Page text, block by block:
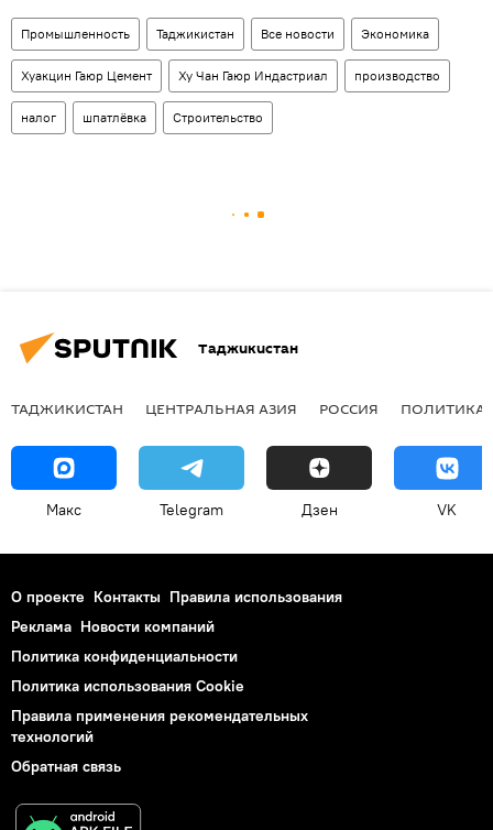
Промышленность Таджикистан Все новости Экономика
Хуакцин Гаюр Цемент Ху Чан Гаюр Индастриал производство
налог шпатлёвка Строительство
Таджикистан
ТАДЖИКИСТАН ЦЕНТРАЛЬНАЯ АЗИЯ РОССИЯ ПОЛИТИКА
Макс Telegram Дзен VK
О проекте Контакты Правила использования
Реклама Новости компаний
Политика конфиденциальности
Политика использования Cookie
Правила применения рекомендательных
технологий
Обратная связь